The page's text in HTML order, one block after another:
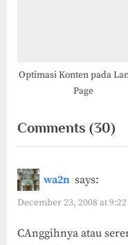
Optimasi Konten pada
Page
Comments (30)on
wa2n says:
December 23, 2008 at
CAnggihnya atau